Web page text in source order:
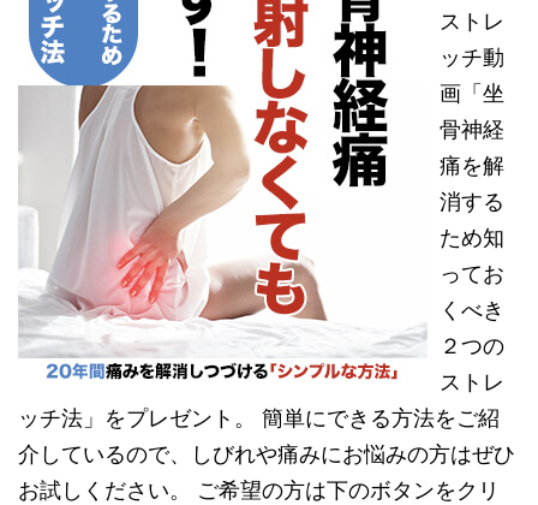
ストレ
ッチ動
画「坐
骨神経
痛を解
消する
ため知
ってお
くべき
２つの
ストレ
ッチ法」をプレゼント。 簡単にできる方法をご紹
介しているので、しびれや痛みにお悩みの方はぜひ
お試しください。 ご希望の方は下のボタンをクリ